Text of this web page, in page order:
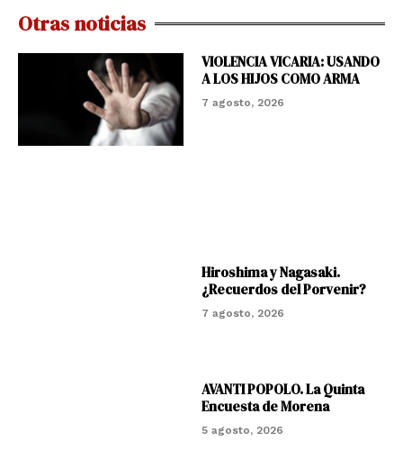
Otras noticias
VIOLENCIA VICARIA: USANDO
A LOS HIJOS COMO ARMA
7 agosto, 2026
Hiroshima y Nagasaki.
¿Recuerdos del Porvenir?
7 agosto, 2026
AVANTI POPOLO. La Quinta
Encuesta de Morena
5 agosto, 2026